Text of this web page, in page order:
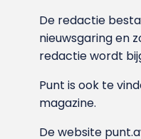
De redactie
nieuwsgaring en
redactie wordt
Punt is ook te
magazine.
De website